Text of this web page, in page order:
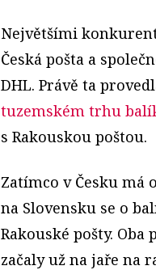
Největšími
Česká pošta a
DHL. Právě ta
tuzemském trhu
s Rakouskou poštou.
Zatímco v Česku má
na Slovensku se o
Rakouské pošty.
začaly už na jaře na